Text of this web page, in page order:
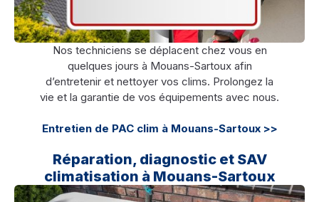
Nos techniciens se déplacent chez vous en
quelques jours à Mouans-Sartoux afin
d’entretenir et nettoyer vos clims. Prolongez la
vie et la garantie de vos équipements avec nous.
Entretien de PAC clim à Mouans-Sartoux >>
Réparation, diagnostic et SAV
climatisation à Mouans-Sartoux